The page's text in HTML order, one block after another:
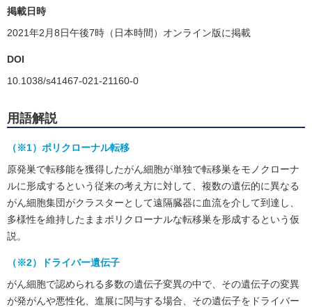
掲載日時
2021年2月8日午後7時（日本時間）オンライン版に掲載
DOI
10.1038/s41467-021-21160-0
用語解説
（※1）ポリクローナル転移
原発巣で転移能を獲得したがん細胞が単独で転移巣をモノクローナ
ルに形成するという従来の考え方に対して、複数の遺伝的に異なる
がん細胞集団がクラスターとして遠隔臓器に血流を介して到達し、
多様性を維持したままポリクローナルな転移巣を形成するという仮
説。
（※2）ドライバー遺伝子
がん細胞で認められる多数の遺伝子変異の中で、その遺伝子の変異
が発がんや悪性化、進展に関与する場合、その遺伝子をドライバー